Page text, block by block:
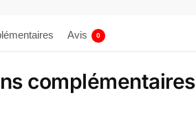
Avis 0
complémentaires